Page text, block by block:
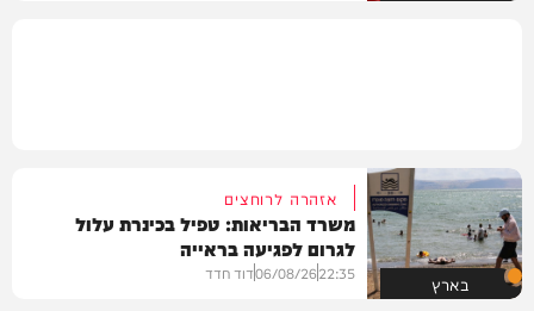
בארץ
אזהרה לרוחצים
משרד הבריאות: טפיל בכינרת עלול
לגרום לפגיעה בראייה
22:35
06/08/26דוד חדד